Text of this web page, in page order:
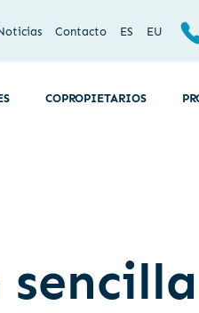
Contacto ES EU
COPROPIETARIOS